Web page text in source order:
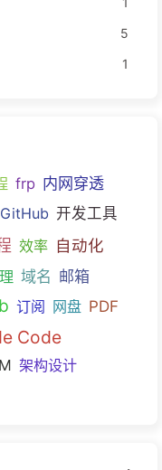
5
1
frp 内网穿透
GitHub 开发工具
效率 自动化
域名 邮箱
订阅 网盘 PDF
Code
架构设计